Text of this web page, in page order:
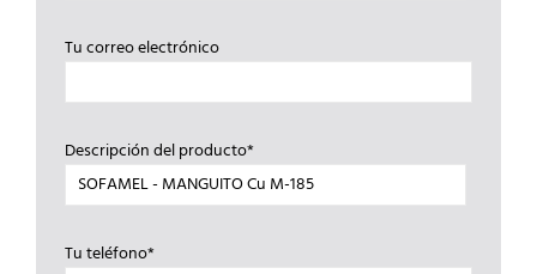
Tu correo electrónico
Descripción del producto*
Tu teléfono*